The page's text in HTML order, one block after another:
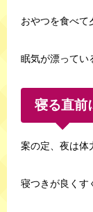
おやつを食べて
眠気が漂ってい
寝る直前
案の定、夜は体
寝つきが良くす